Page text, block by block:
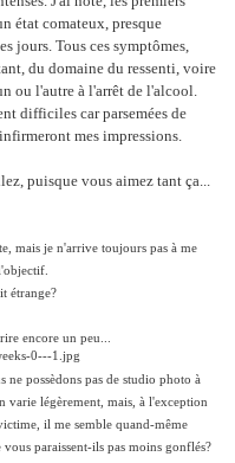
état comateux, presque
jours. Tous ces symptômes,
du domaine du ressenti, voire
ou l'autre à l'arrêt de l'alcool.
difficiles car parsemées de
mes impressions.
puisque vous aimez tant ça...
mais je n'arrive toujours pas à me
étrange?
encore un peu...
possèdons pas de studio photo à
varie légèrement, mais, à l'exception
il me semble quand-même
paraissent-ils pas moins gonflés?